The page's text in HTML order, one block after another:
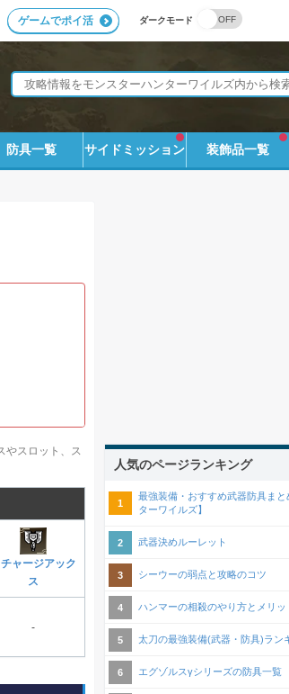
ダークモード
ゲームでポイ活
防具一覧 サイドミッション 装飾品一覧
やスロット、ス
ャージアック
ス
-
人気のページランキング
最強装備・おすすめ武器防具ま
ターワイルズ】
武器決めルーレット
シーウーの弱点と攻略のコツ
ハンマーの相殺のやり方とメリッ
太刀の最強装備(武器・防具)ラン
エグゾルスγシリーズの防具一覧